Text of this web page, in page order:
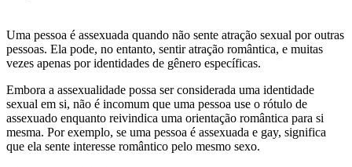
Uma pessoa é assexuada quando não sente atração sexual por outras
pessoas. Ela pode, no entanto, sentir atração romântica, e muitas
vezes apenas por identidades de gênero específicas.
Embora a assexualidade possa ser considerada uma identidade
sexual em si, não é incomum que uma pessoa use o rótulo de
assexuado enquanto reivindica uma orientação romântica para si
mesma. Por exemplo, se uma pessoa é assexuada e gay, significa
que ela sente interesse romântico pelo mesmo sexo.